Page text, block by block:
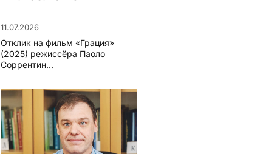
11.07.2026
Отклик на фильм «Грация»
(2025) режиссёра Паоло
Соррентин...